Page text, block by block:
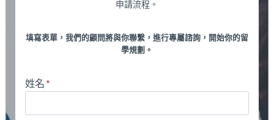
申請流程。
填寫表單，我們的顧問將與你聯繫，進行專屬諮詢，開始你的留
學規劃。
姓名 *